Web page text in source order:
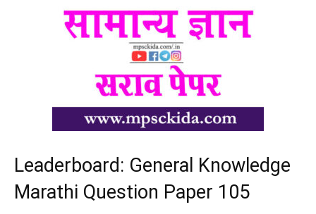
Leaderboard: General Knowledge
Marathi Question Paper 105